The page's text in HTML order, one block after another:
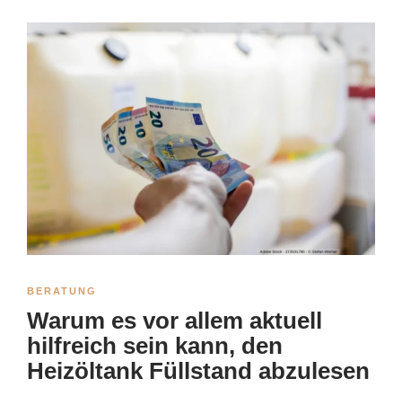
BERATUNG
Warum es vor allem aktuell
hilfreich sein kann, den
Heizöltank Füllstand abzulesen